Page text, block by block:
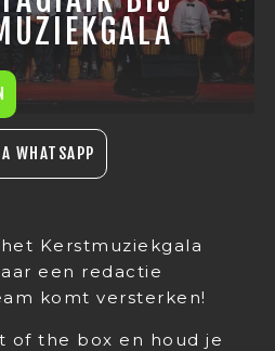
WHATSAPP
Kerstmuziekgala
een redactie
komt versterken!
of the box en houd je